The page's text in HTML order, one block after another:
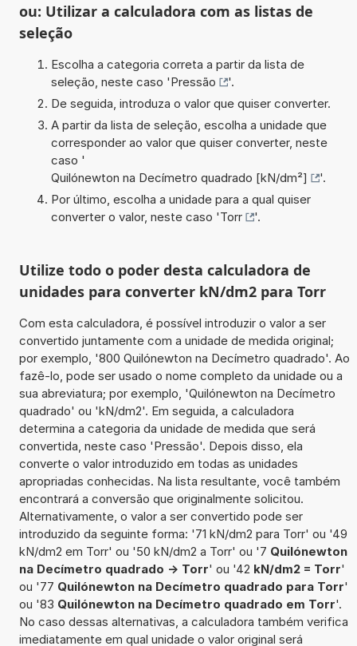
ou: Utilizar a calculadora com as listas de
seleção
Escolha a categoria correta a partir da lista de
seleção, neste caso 'Pressão
'.
De seguida, introduza o valor que quiser converter.
A partir da lista de seleção, escolha a unidade que
corresponder ao valor que quiser converter, neste
caso '
Quilónewton na Decímetro quadrado [kN/dm²]
'.
Por último, escolha a unidade para a qual quiser
converter o valor, neste caso 'Torr '.
Utilize todo o poder desta calculadora de
unidades para converter kN/dm2 para Torr
Com esta calculadora, é possível introduzir o valor a ser
convertido juntamente com a unidade de medida original;
por exemplo, '800 Quilónewton na Decímetro quadrado'. Ao
fazê-lo, pode ser usado o nome completo da unidade ou a
sua abreviatura; por exemplo, 'Quilónewton na Decímetro
quadrado' ou 'kN/dm2'. Em seguida, a calculadora
determina a categoria da unidade de medida que será
convertida, neste caso 'Pressão'. Depois disso, ela
converte o valor introduzido em todas as unidades
apropriadas conhecidas. Na lista resultante, você também
encontrará a conversão que originalmente solicitou.
Alternativamente, o valor a ser convertido pode ser
introduzido da seguinte forma: '71 kN/dm2 para Torr' ou '49
kN/dm2 em Torr' ou '50 kN/dm2 a Torr' ou '7 Quilónewton
na Decímetro quadrado -> Torr' ou '42 kN/dm2 = Torr'
ou '77 Quilónewton na Decímetro quadrado para Torr'
ou '83 Quilónewton na Decímetro quadrado em Torr'.
No caso dessas alternativas, a calculadora também verifica
imediatamente em qual unidade o valor original será